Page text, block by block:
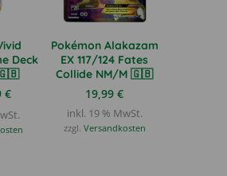
Deck
🇬🇧
€
€Aktueller
ist:
6,99 €.
Pokémon Alakazam
EX 117/124 Fates
Collide NM/M 🇬🇧
19,99€
inkl. 19 % MwSt.
zzgl. Versandkosten